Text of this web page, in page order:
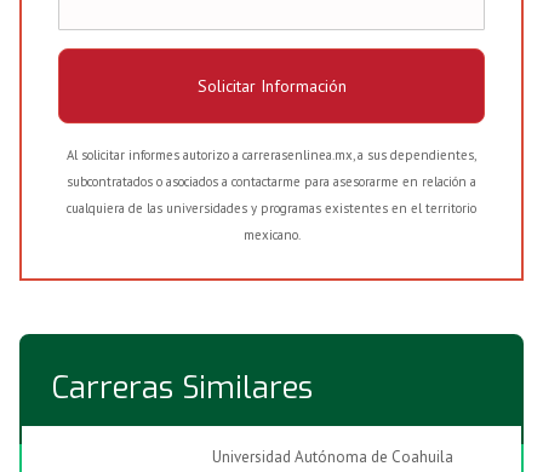
Solicitar Información
Al solicitar informes autorizo a carrerasenlinea.mx, a sus dependientes,
subcontratados o asociados a contactarme para asesorarme en relación a
cualquiera de las universidades y programas existentes en el territorio
mexicano.
Carreras Similares
Universidad Autónoma de Coahuila